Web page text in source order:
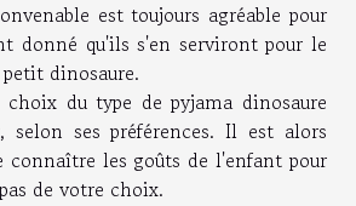
est toujours agréable pour
donné qu'ils s'en serviront pour le
dinosaure.
du type de pyjama dinosaure
selon ses préférences. Il est alors
connaître les goûts de l'enfant pour
de votre choix.